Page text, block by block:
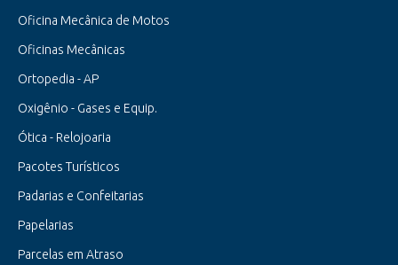
Oficina Mecânica de Motos
Oficinas Mecânicas
Ortopedia - AP
Oxigênio - Gases e Equip.
Ótica - Relojoaria
Pacotes Turísticos
Padarias e Confeitarias
Papelarias
Parcelas em Atraso